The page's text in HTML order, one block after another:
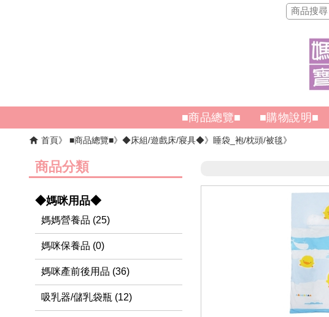
■商品總覽■ ■購物說明■
首頁 ■商品總覽■ ◆床組/遊戲床/寢具◆ 睡袋_袍/枕頭/被毯
商品分類
◆媽咪用品◆
媽媽營養品 (25)
媽咪保養品 (0)
媽咪產前後用品 (36)
吸乳器/儲乳袋瓶 (12)